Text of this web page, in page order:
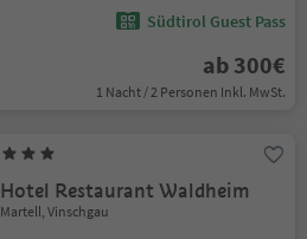
Südtirol Guest Pass
ab 300€
1 Nacht / 2 Personen Inkl. MwSt.
Hotel Restaurant Waldheim
Martell, Vinschgau